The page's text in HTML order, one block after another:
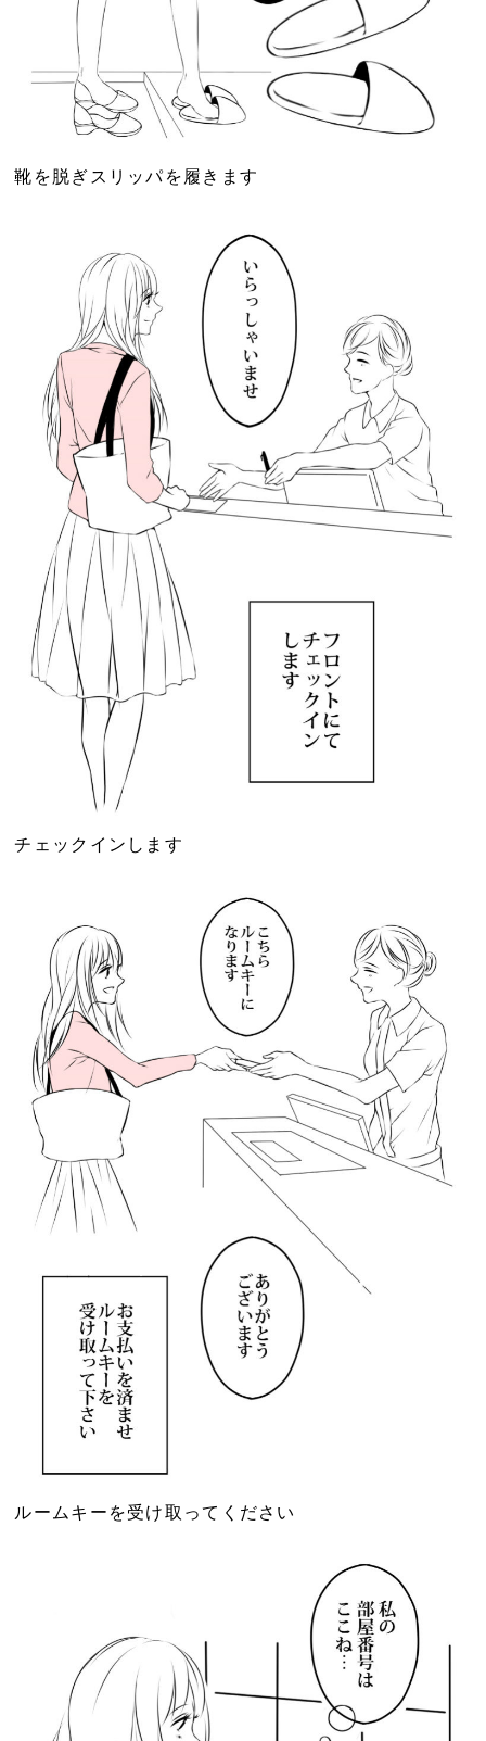
靴を脱ぎスリッパを履きます
チェックインします
ルームキーを受け取ってください